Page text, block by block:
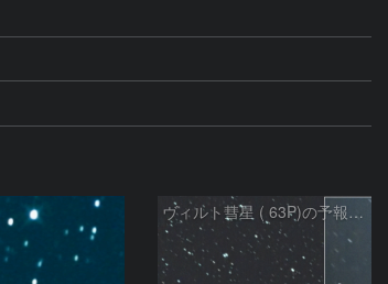
ヴィルト彗星 ( 63P)の予報位置：2026/01/27